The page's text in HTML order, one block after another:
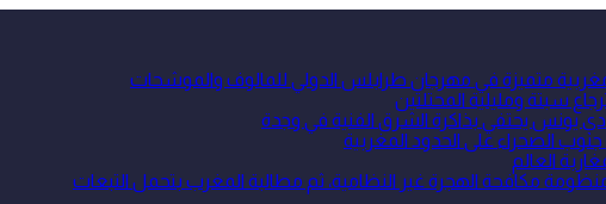
مغربية متميزة في مهرجان طرابلس الدولي للمالوف والموشحات
سبتة ومليلية المحتلتين
يونس يحتفي بذاكرة الشرق الفنية في وجدة
الصحراء على الحدود المغربية
العالم
مكافحة الهجرة غير النظامية، ثم مطالبة المغرب بتحمل التبعات